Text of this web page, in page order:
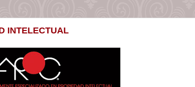
INTELECTUAL